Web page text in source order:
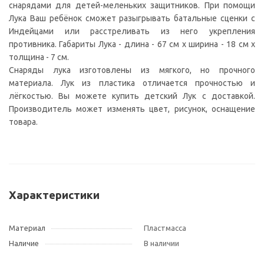
снарядами для детей-меленьких защитников. При помощи
Лука Ваш ребёнок сможет разыгрывать батальные сценки с
Индейцами или расстреливать из него укрепления
противника. Габариты Лука - длина - 67 см х ширина - 18 см х
толщина - 7 см.
Снаряды лука изготовлены из мягкого, но прочного
материала. Лук из пластика отличается прочностью и
лёгкостью. Вы можете купить детский Лук с доставкой.
Производитель может изменять цвет, рисунок, оснащение
товара.
Характеристики
Материал
Пластмасса
Наличие
В наличии